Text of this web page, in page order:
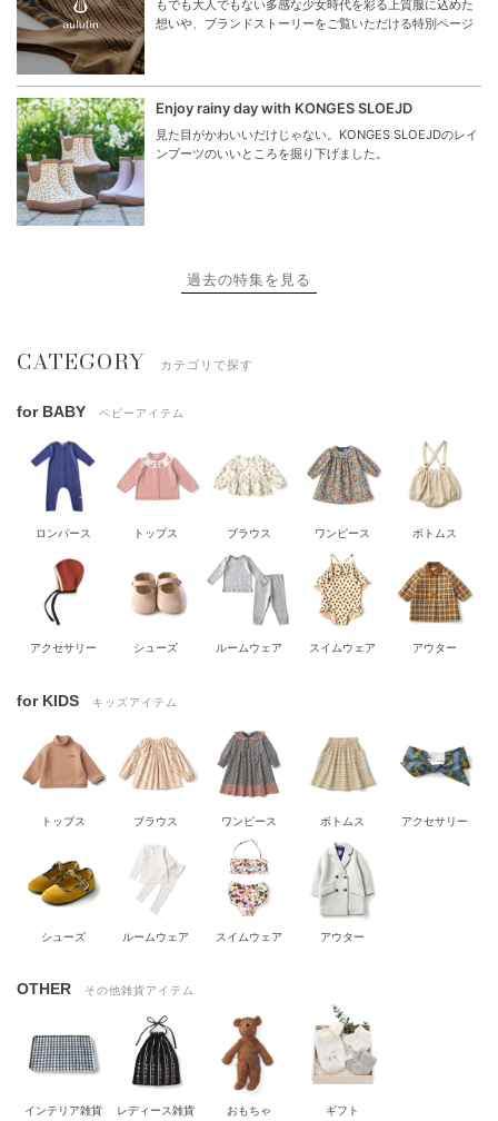
もでも大人でもない多感な少女時代を彩る上質服に込めた
想いや、ブランドストーリーをご覧いただける特別ページ
Enjoy rainy day with KONGES SLOEJD
見た目がかわいいだけじゃない。KONGES SLOEJDのレイ
ンブーツのいいところを掘り下げました。
過去の特集を見る
CATEGORY カテゴリで探す
for BABY ベビーアイテム
ロンパース トップス ブラウス ワンピース ボトムス
アクセサリー シューズ ルームウェア スイムウェア アウター
for KIDS キッズアイテム
トップス ブラウス ワンピース ボトムス アクセサリー
シューズ ルームウェア スイムウェア アウター
OTHER その他雑貨アイテム
インテリア雑貨 レディース雑貨 おもちゃ ギフト